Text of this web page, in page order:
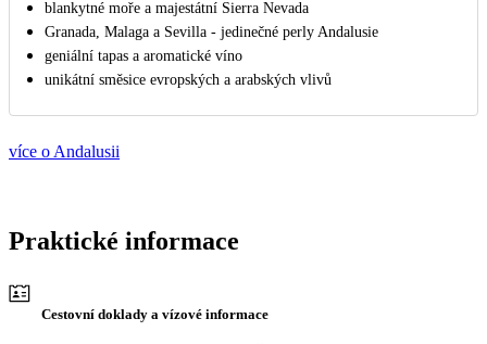
blankytné moře a majestátní Sierra Nevada
Granada, Malaga a Sevilla - jedinečné perly Andalusie
geniální tapas a aromatické víno
unikátní směsice evropských a arabských vlivů
více o Andalusii
Praktické informace
Cestovní doklady a vízové informace